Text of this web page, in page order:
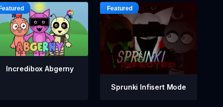
Incredibox Abgerny
Sprunki Infisert Mode